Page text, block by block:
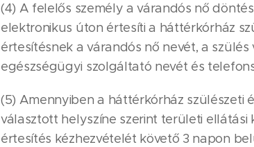
(4) A felelős személy a várandós nő
elektronikus úton értesíti a háttérkórház
értesítésnek a várandós nő nevét, a
egészségügyi szolgáltató nevét és
(5) Amennyiben a háttérkórház
választott helyszíne szerint területi ellátási
értesítés kézhezvételét követő 3 napon